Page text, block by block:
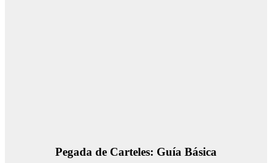
Pegada de Carteles: Guía Básica